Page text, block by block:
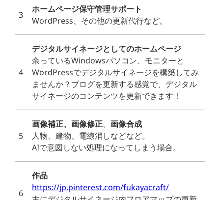
3
ホームページ保守管理サポート
WordPress、その他の更新代行など。
4
デジタルサイネージとしてのホームページ
余っているWindowsパソコン、モニターと
WordPressでデジタルサイネージを構築してみ
ませんか？ブログを更新する感覚で、デジタル
サイネージのコンテンツを更新できます！
5
画像補正、画像修正、画像合成
人物、建物、電線消しなどなど。
AIで意図しない処理になってしまう場合。
6
作品
https://jp.pinterest.com/fukayacraft/